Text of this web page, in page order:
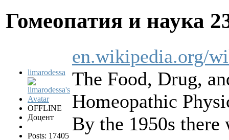
Гомеопатия и наука
limarodessa
OFFLINE
Доцент
Posts: 17405
en.wikipedia.org/
The Food, Drug,
Homeopathic
By the 1950s